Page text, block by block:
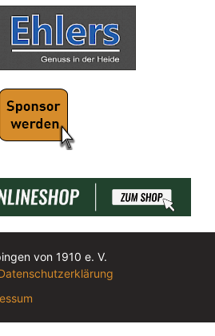
von 1910 e. V.